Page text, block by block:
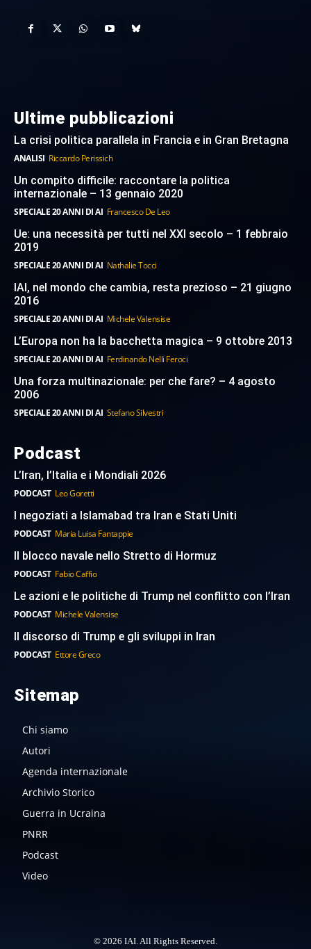
Ultime pubblicazioni
La crisi politica parallela in Francia e in Gran Bretagna
ANALISI Riccardo Perissich
Un compito difficile: raccontare la politica
internazionale – 13 gennaio 2020
SPECIALE 20 ANNI DI AI Francesco De Leo
Ue: una necessità per tutti nel XXI secolo – 1 febbraio
2019
SPECIALE 20 ANNI DI AI Nathalie Tocci
IAI, nel mondo che cambia, resta prezioso – 21 giugno
2016
SPECIALE 20 ANNI DI AI Michele Valensise
L’Europa non ha la bacchetta magica – 9 ottobre 2013
SPECIALE 20 ANNI DI AI Ferdinando Nelli Feroci
Una forza multinazionale: per che fare? – 4 agosto
2006
SPECIALE 20 ANNI DI AI Stefano Silvestri
Podcast
L’Iran, l’Italia e i Mondiali 2026
PODCAST Leo Goretti
I negoziati a Islamabad tra Iran e Stati Uniti
PODCAST Maria Luisa Fantappie
Il blocco navale nello Stretto di Hormuz
PODCAST Fabio Caffio
Le azioni e le politiche di Trump nel conflitto con l’Iran
PODCAST Michele Valensise
Il discorso di Trump e gli sviluppi in Iran
PODCAST Ettore Greco
Sitemap
Chi siamo
Autori
Agenda internazionale
Archivio Storico
Guerra in Ucraina
PNRR
Podcast
Video
© 2026 IAI. All Rights Reserved.